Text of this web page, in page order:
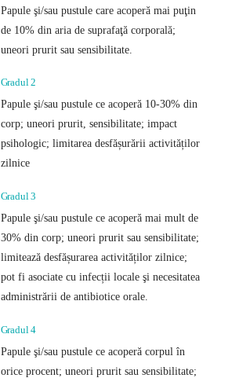
Papule şi/sau pustule care acoperă mai puţin
de 10% din aria de suprafaţă corporală;
uneori prurit sau sensibilitate.
Gradul 2
Papule şi/sau pustule ce acoperă 10-30% din
corp; uneori prurit, sensibilitate; impact
psihologic; limitarea desfășurării activităților
zilnice
Gradul 3
Papule şi/sau pustule ce acoperă mai mult de
30% din corp; uneori prurit sau sensibilitate;
limitează desfășurarea activităților zilnice;
pot fi asociate cu infecții locale şi necesitatea
administrării de antibiotice orale.
Gradul 4
Papule şi/sau pustule ce acoperă corpul în
orice procent; uneori prurit sau sensibilitate;